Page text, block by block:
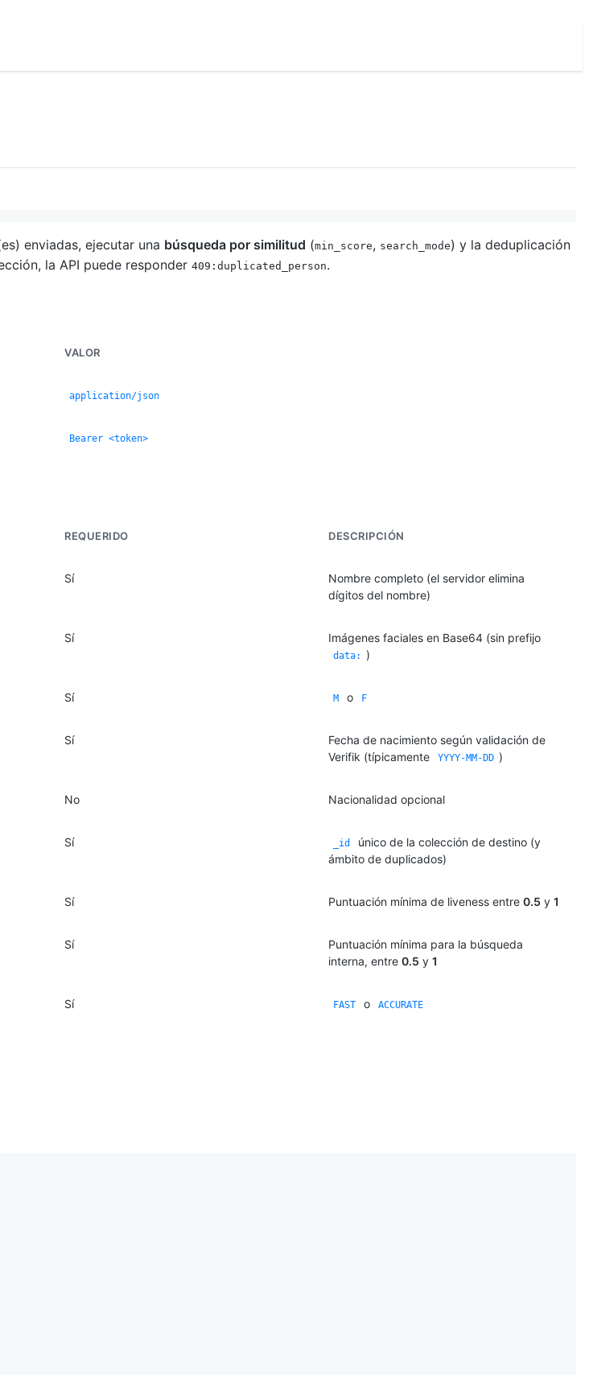
enviadas, ejecutar una búsqueda por similitud (min_score, search_mode) y la deduplicación
la API puede responder 409:duplicated_person.
VALOR
application/json
Bearer <token>
REQUERIDO DESCRIPCIÓN
Sí
Nombre completo (el servidor elimina
dígitos del nombre)
Sí Imágenes faciales en Base64 (sin prefijo
data: )
Sí M o F
Sí
Fecha de nacimiento según validación de
Verifik (típicamente
YYYY-MM-DD )
No Nacionalidad opcional
Sí _id
único de la colección de destino (y
ámbito de duplicados)
Sí Puntuación mínima de liveness entre 0.5 y 1
Sí
Puntuación mínima para la búsqueda
interna, entre 0.5 y 1
Sí FAST o ACCURATE